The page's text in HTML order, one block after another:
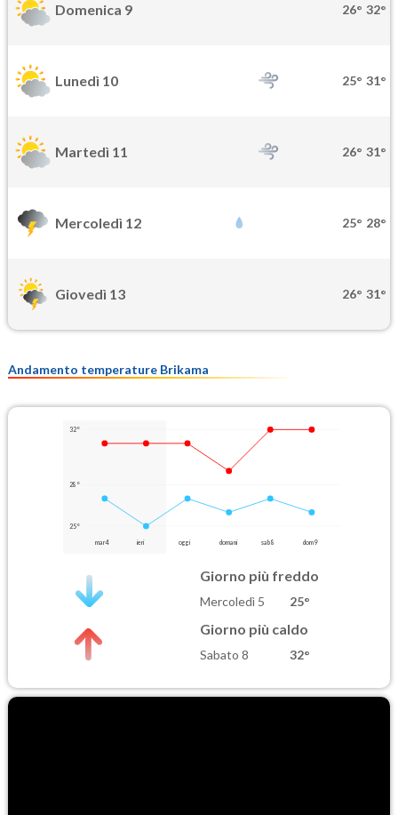
Domenica 9 26° 32°
Lunedì 10 25° 31°
Martedì 11 26° 31°
Mercoledì 12 25° 28°
Giovedì 13 26° 31°
Andamento temperature Brikama
32°
28°
25°
mar 4 ieri oggi domani sab 8 dom 9
Giorno più freddo
Mercoledì 5 25°
Giorno più caldo
Sabato 8 32°